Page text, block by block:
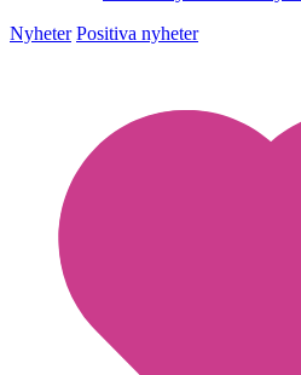
Nyheter Positiva nyheter